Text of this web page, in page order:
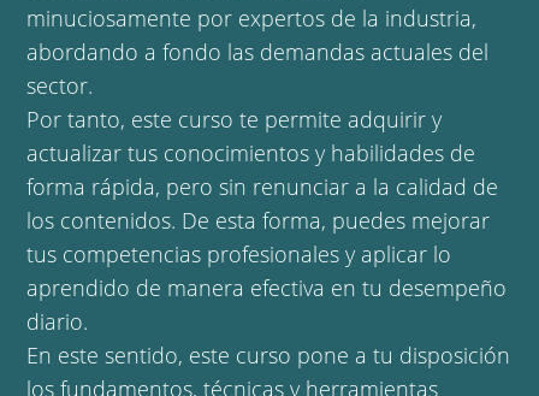
minuciosamente por expertos de la industria,
abordando a fondo las demandas actuales del
sector.
Por tanto, este curso te permite adquirir y
actualizar tus conocimientos y habilidades de
forma rápida, pero sin renunciar a la calidad de
los contenidos. De esta forma, puedes mejorar
tus competencias profesionales y aplicar lo
aprendido de manera efectiva en tu desempeño
diario.
En este sentido, este curso pone a tu disposición
los fundamentos, técnicas y herramientas